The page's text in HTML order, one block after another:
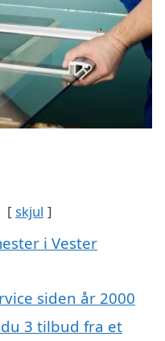
skjul
i Vester
siden år 2000
3 tilbud fra et